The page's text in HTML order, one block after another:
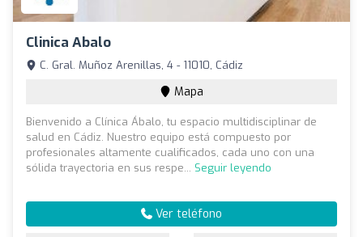
Clinica Abalo
C. Gral. Muñoz Arenillas, 4 - 11010, Cádiz
Mapa
Bienvenido a Clínica Ábalo, tu espacio multidisciplinar de
salud en Cádiz. Nuestro equipo está compuesto por
profesionales altamente cualificados, cada uno con una
sólida trayectoria en sus respe... Seguir leyendo
Ver teléfono